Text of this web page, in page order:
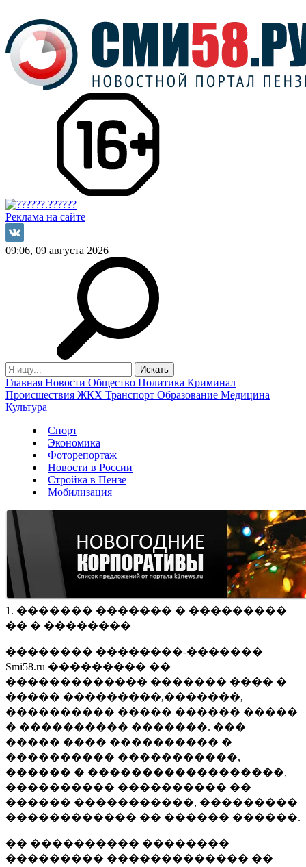
Реклама на сайте
09:06, 09 августа 2026
Главная Новости Общество Политика Криминал
Происшествия ЖКХ Транспорт Образование Медицина
Культура
Спорт
Экономика
Фоторепортаж
Новости в России
Стройка в Пензе
Мобилизация
1. ������� ������� � ���������
�� � ��������
�������� ��������-�������
Smi58.ru ��������� ��
������������� ������� ���� �
����� ���������,�������,
���������� ����� ������ �����
� ���������� �������. ���
����� ���� ���������� �
���������� �����������,
������ � ������������������,
���������� ���������� ��
������ �����������, ���������
������������ �� ������ ������.
�� ���������� ��������
��������� ������������� ��